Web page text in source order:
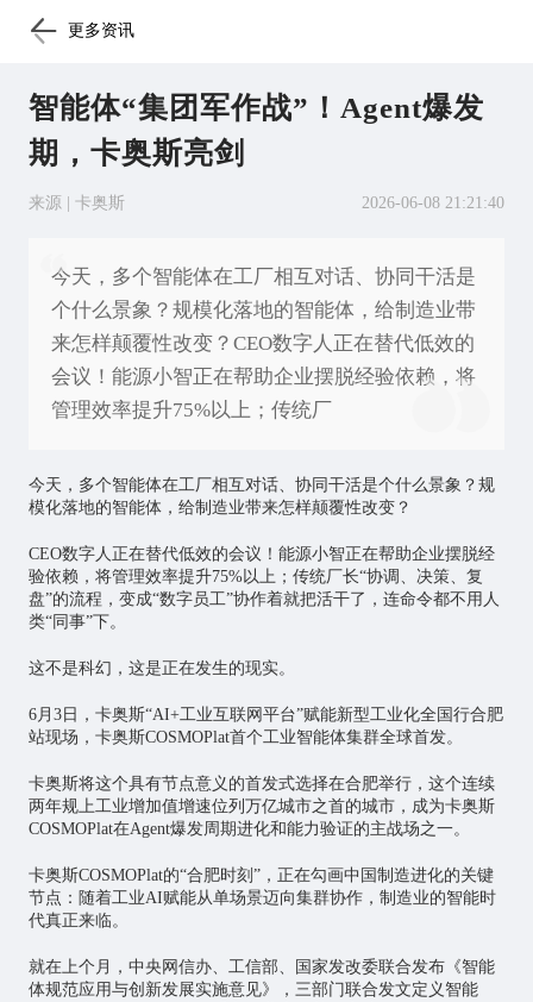
更多资讯
智能体“集团军作战”！Agent爆发
期，卡奥斯亮剑
来源 | 卡奥斯 2026-06-08 21:21:40
今天，多个智能体在工厂相互对话、协同干活是
个什么景象？规模化落地的智能体，给制造业带
来怎样颠覆性改变？CEO数字人正在替代低效的
会议！能源小智正在帮助企业摆脱经验依赖，将
管理效率提升75%以上；传统厂
今天，多个智能体在工厂相互对话、协同干活是个什么景象？规
模化落地的智能体，给制造业带来怎样颠覆性改变？
CEO数字人正在替代低效的会议！能源小智正在帮助企业摆脱经
验依赖，将管理效率提升75%以上；传统厂长“协调、决策、复
盘”的流程，变成“数字员工”协作着就把活干了，连命令都不用人
类“同事”下。
这不是科幻，这是正在发生的现实。
6月3日，卡奥斯“AI+工业互联网 平台”赋能新型工业化全国行合肥
站现场，卡奥斯COSMOPlat首个工业智能体集群全球首发。
卡奥斯将这个具有节点意义的首发式选择在合肥举行，这个连续
两年规上工业增加值增速位列万亿城市之首的城市，成为卡奥斯
COSMOPlat在Agent爆发周期进化和能力验证的主战场之一。
卡奥斯COSMOPlat的“合肥时刻”，正在勾画中国制造进化的关键
节点：随着工业AI赋能从单场景迈向集群协作，制造业的智能时
代真正来临。
就在上个月，中央网信办、工信部、国家发改委联合发布《智能
体规范应用与创新发展实施意见》，三部门联合发文定义智能